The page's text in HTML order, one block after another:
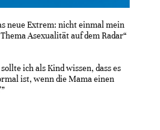
neue Extrem: nicht einmal mein
Asexualität auf dem Radar“
ich als Kind wissen, dass es
ist, wenn die Mama einen